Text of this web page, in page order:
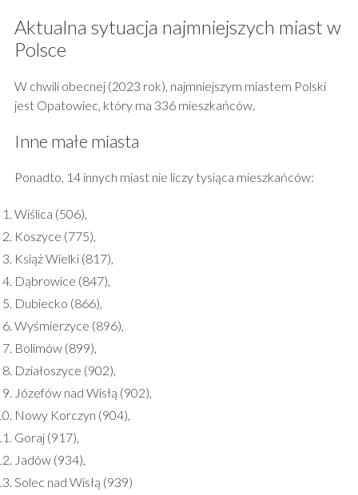
Aktualna sytuacja najmniejszych miast w
Polsce
W chwili obecnej (2023 rok), najmniejszym miastem Polski
jest Opatowiec, który ma 336 mieszkańców.
Inne małe miasta
Ponadto, 14 innych miast nie liczy tysiąca mieszkańców:
Wiślica (506),
Koszyce (775),
Książ Wielki (817),
Dąbrowice (847),
Dubiecko (866),
Wyśmierzyce (896),
Bolimów (899),
Działoszyce (902),
Józefów nad Wisłą (902),
Nowy Korczyn (904),
Goraj (917),
Jadów (934),
Solec nad Wisłą (939)